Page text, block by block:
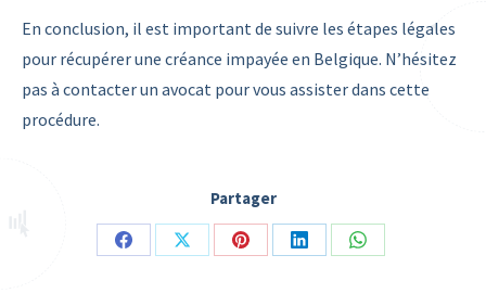
En conclusion, il est important de suivre les étapes légales
pour récupérer une créance impayée en Belgique. N’hésitez
pas à contacter un avocat pour vous assister dans cette
procédure.
Partager
Share
Share
Share
Share
Share